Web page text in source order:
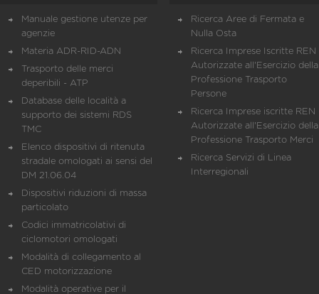
Manuale gestione utenze per
agenzie
Materia ADR-RID-ADN
Trasporto delle merci
deperibili - ATP
Database delle località a
supporto dei sistemi RDS
TMC
Elenco dispositivi di ritenuta
stradale omologati ai sensi del
DM 21.06.04
Dispositivi riduzioni di massa
particolato
Codici immatricolativi di
ciclomotori omologati
Modalità di collegamento al
CED motorizzazione
Modalità operative per il
Ricerca Aree di Fermata e
Nulla Osta
Ricerca Imprese Iscritte REN
Autorizzate all'Esercizio della
Professione Trasporto
Persone
Ricerca Imprese iscritte REN
Autorizzate all'Esercizio della
Professione Trasporto Merci
Ricerca Servizi di Linea
Interregionali